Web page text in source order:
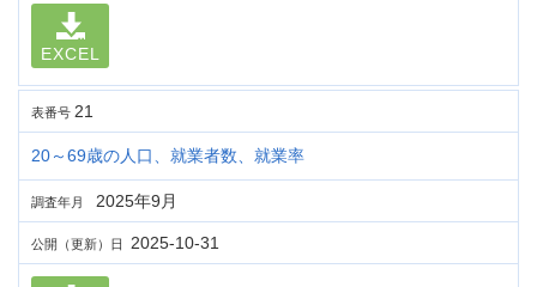
EXCEL
表番号 21
20～69歳の人口、就業者数、就業率
調査年月 2025年9月
公開（更新）日 2025-10-31